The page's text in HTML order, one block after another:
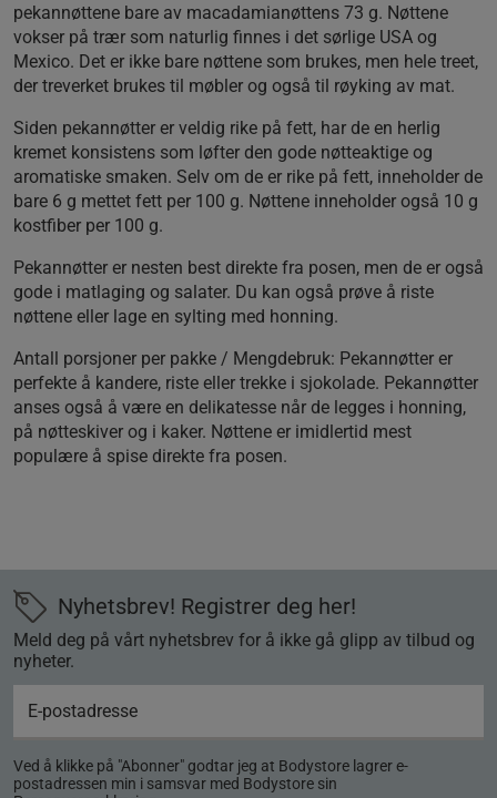
pekannøttene bare av macadamianøttens 73 g. Nøttene
vokser på trær som naturlig finnes i det sørlige USA og
Mexico. Det er ikke bare nøttene som brukes, men hele treet,
der treverket brukes til møbler og også til røyking av mat.
Siden pekannøtter er veldig rike på fett, har de en herlig
kremet konsistens som løfter den gode nøtteaktige og
aromatiske smaken. Selv om de er rike på fett, inneholder de
bare 6 g mettet fett per 100 g. Nøttene inneholder også 10 g
kostfiber per 100 g.
Pekannøtter er nesten best direkte fra posen, men de er også
gode i matlaging og salater. Du kan også prøve å riste
nøttene eller lage en sylting med honning.
Antall porsjoner per pakke / Mengdebruk: Pekannøtter er
perfekte å kandere, riste eller trekke i sjokolade. Pekannøtter
anses også å være en delikatesse når de legges i honning,
på nøtteskiver og i kaker. Nøttene er imidlertid mest
populære å spise direkte fra posen.
Nyhetsbrev! Registrer deg her!
Meld deg på vårt nyhetsbrev for å ikke gå glipp av tilbud og
nyheter.
Ved å klikke på "Abonner" godtar jeg at Bodystore lagrer e-
postadressen min i samsvar med Bodystore sin